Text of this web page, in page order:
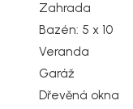
Zahrada
Bazén: 5 x 10
Veranda
Garáž
Dřevěná okna